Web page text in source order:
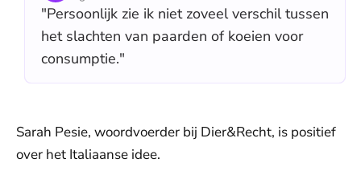
"Persoonlijk zie ik niet zoveel verschil tussen
het slachten van paarden of koeien voor
consumptie."
Sarah Pesie, woordvoerder bij Dier&Recht, is positief
over het Italiaanse idee.